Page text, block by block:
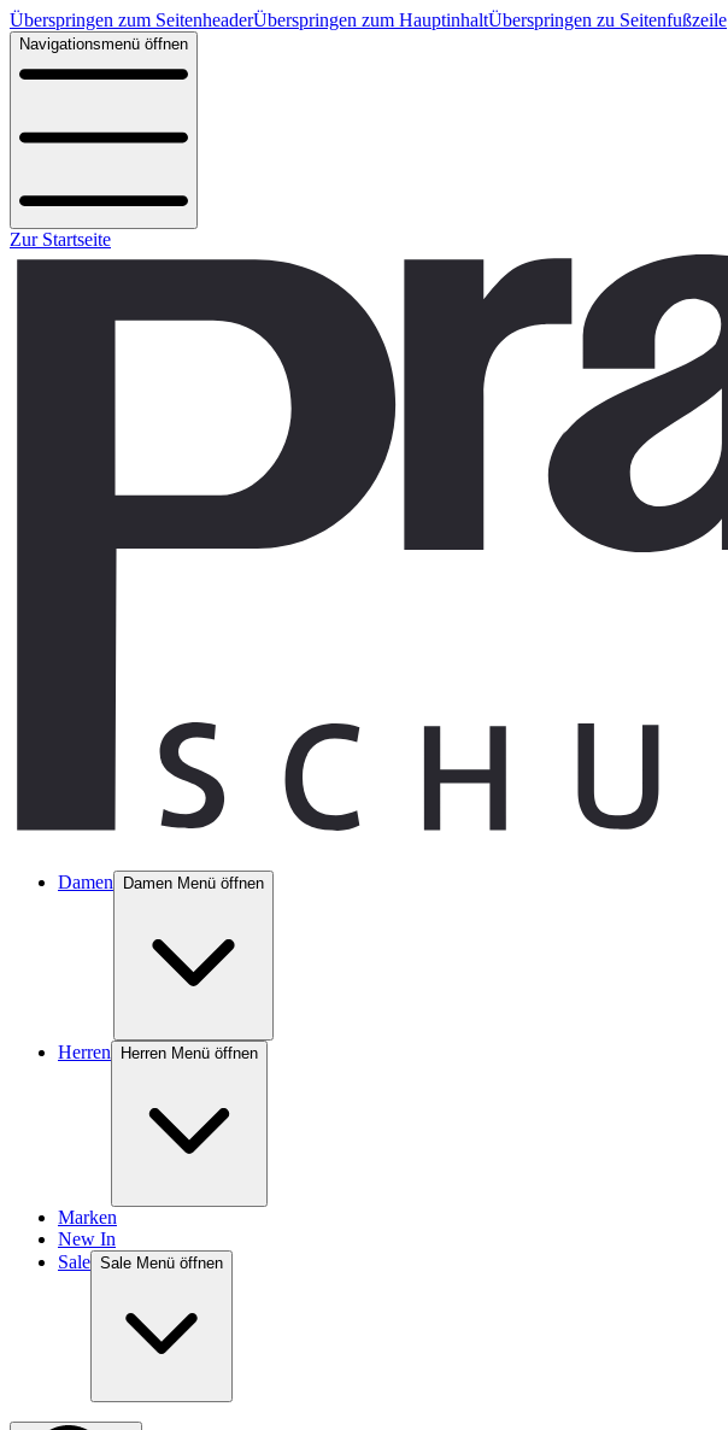
Überspringen zum SeitenheaderÜberspringen zum HauptinhaltÜberspringen zu Seitenfußzeile
Navigationsmenü öffnen
Zur Startseite
Damen Damen Menü öffnen
Herren Herren Menü öffnen
Marken
New In
Sale Sale Menü öffnen